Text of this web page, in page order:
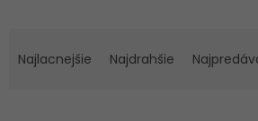
Najlacnejšie Najdrahšie